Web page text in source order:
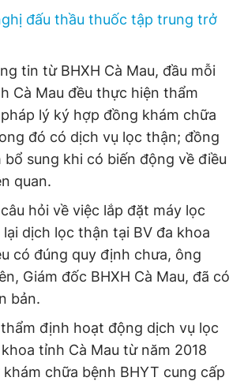
đấu thầu thuốc tập trung trở
tin từ BHXH Cà Mau, đầu mỗi
Cà Mau đều thực hiện thẩm
lý ký hợp đồng khám chữa
đó có dịch vụ lọc thận; đồng
sung khi có biến động về điều
quan.
hỏi về việc lắp đặt máy lọc
dịch lọc thận tại BV đa khoa
có đúng quy định chưa, ông
Giám đốc BHXH Cà Mau, đã có
bản.
định hoạt động dịch vụ lọc
tỉnh Cà Mau từ năm 2018
chữa bệnh BHYT cung cấp